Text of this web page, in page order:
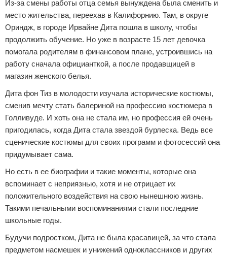
Из-за смены работы отца семья вынуждена была сменить и
место жительства, переехав в Калифорнию. Там, в округе
Ориндж, в городе Ирвайне Дита пошла в школу, чтобы
продолжить обучение. Но уже в возрасте 15 лет девочка
помогала родителям в финансовом плане, устроившись на
работу сначала официанткой, а после продавщицей в
магазин женского белья.
Дита фон Тиз в молодости изучала исторические костюмы,
сменив мечту стать балериной на профессию костюмера в
Голливуде. И хоть она не стала им, но профессия ей очень
пригодилась, когда Дита стала звездой бурлеска. Ведь все
сценические костюмы для своих программ и фотосессий она
придумывает сама.
Но есть в ее биографии и такие моменты, которые она
вспоминает с неприязнью, хотя и не отрицает их
положительного воздействия на свою нынешнюю жизнь.
Такими печальными воспоминаниями стали последние
школьные годы.
Будучи подростком, Дита не была красавицей, за что стала
предметом насмешек и унижений одноклассников и других